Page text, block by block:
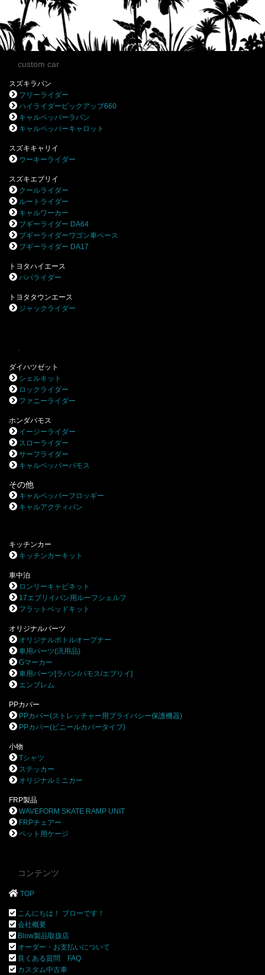
custom car
スズキラパン
フリーライダー
ハイライダーピックアップ660
キャルペッパーラパン
キャルペッパーキャロット
スズキキャリイ
ウーキーライダー
スズキエブリイ
クールライダー
ルートライダー
キャルワーカー
ブギーライダー DA64
ブギーライダーワゴン車ベース
ブギーライダー DA17
トヨタハイエース
パパライダー
トヨタタウンエース
ジャックライダー
ダイハツゼット
シェルキット
ロックライダー
ファニーライダー
ホンダバモス
イージーライダー
スローライダー
サーフライダー
キャルペッパーバモス
その他
キャルペッパーフロッギー
キャルアクティバン
キッチンカー
キッチンカーキット
車中泊
ロンリーキャビネット
17エブリイバン用ルーフシェルフ
フラットベッドキット
オリジナルパーツ
オリジナルボトルオープナー
車用パーツ(汎用品)
Gマーカー
車用パーツ[ラパン/バモス/エブリイ]
エンブレム
PPカバー
PPカバー(ストレッチャー用プライバシー保護機器)
PPカバー(ビニールカバータイプ)
小物
Tシャツ
ステッカー
オリジナルミニカー
FRP製品
WAVEFORM SKATE RAMP UNIT
FRPチェアー
ペット用ケージ
コンテンツ
TOP
こんにちは！ ブローです！
会社概要
Blow製品取扱店
オーダー・お支払いについて
良くある質問 FAQ
カスタム中古車